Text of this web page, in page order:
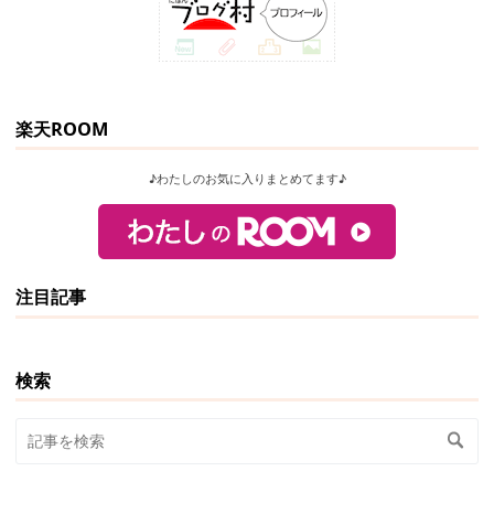
楽天ROOM
♪わたしのお気に入りまとめてます♪
注目記事
検索